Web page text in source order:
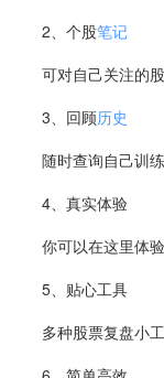
2、个股笔记
可对自己关注的股
3、回顾历史
随时查询自己训练
4、真实体验
你可以在这里体验
5、贴心工具
多种股票复盘小工